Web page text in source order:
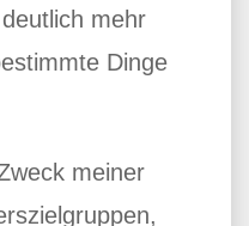
mehr
Dinge
meiner